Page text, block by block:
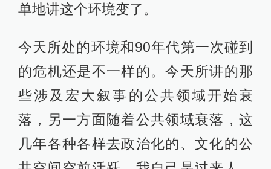
单地讲这个环境变了。
今天所处的环境和90年代第一次碰到
的危机还是不一样的。今天所讲的那
些涉及宏大叙事的公共领域开始衰
落，另一方面随着公共领域衰落，这
几年各种各样去政治化的、文化的公